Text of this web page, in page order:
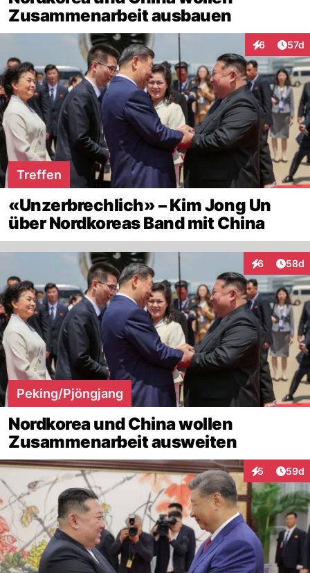
Zusammenarbeit ausbauen
6
Interaktionen
57d
Treffen
«Unzerbrechlich» – Kim Jong Un
über Nordkoreas Band mit China
6
Interaktionen
58d
Peking/Pjöngjang
Nordkorea und China wollen
Zusammenarbeit ausweiten
5
Interaktionen
59d